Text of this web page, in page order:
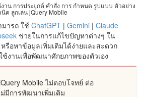
าน การประยุกต์ คำสั่ง การ กำหนด รูปแบบ ตัวอย่าง
นิค ลูกเล่น jQuery Mobile
ารถ ใช้ ChatGPT| Gemini| Claude
ช่วยในการแก้ไขปัญหาต่างๆ ใน
รือหาข้อมูลเพิ่มเติมได้ง่ายและสะดวก
งานเพื่อพัฒนาศักยภาพของตัวเอง
Mobile ไม่ตอบโจทย์ ต่อ
มีการพัฒนาเพิ่มเติม